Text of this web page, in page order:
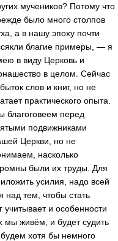
мучеников? Потому что
было много столпов
а в нашу эпоху почти
благие примеры, — я
в виду Церковь и
в целом. Сейчас
слов и книг, но не
практического опыта.
благоговеем перед
подвижниками
Церкви, но не
насколько
были их труды. Для
усилия, надо всей
над тем, чтобы стать
и особенности
мы живём, и будет судить
хотя бы немного